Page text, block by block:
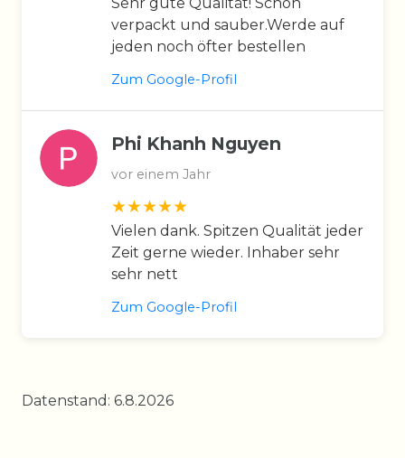
verpackt und sauber.Werde auf
jeden noch öfter bestellen
Zum Google-Profil
Phi Khanh Nguyen
vor einem Jahr
Vielen dank. Spitzen Qualität jeder
Zeit gerne wieder. Inhaber sehr
sehr nett
Zum Google-Profil
Datenstand: 6.8.2026